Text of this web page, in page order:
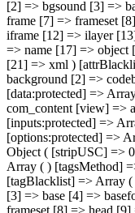
[2] => bgsound [3] =>
frame [7] => frameset
iframe [12] => ilayer
=> name [17] =>
[21] => xml )
background [2] =>
[data:protected] =>
com_content [view] =>
[inputs:protected] =>
[options:protected] =>
Object ( [stripUSC] =>
Array ( ) [tagsMethod]
[tagBlacklist] => Array
[3] => base [4] =>